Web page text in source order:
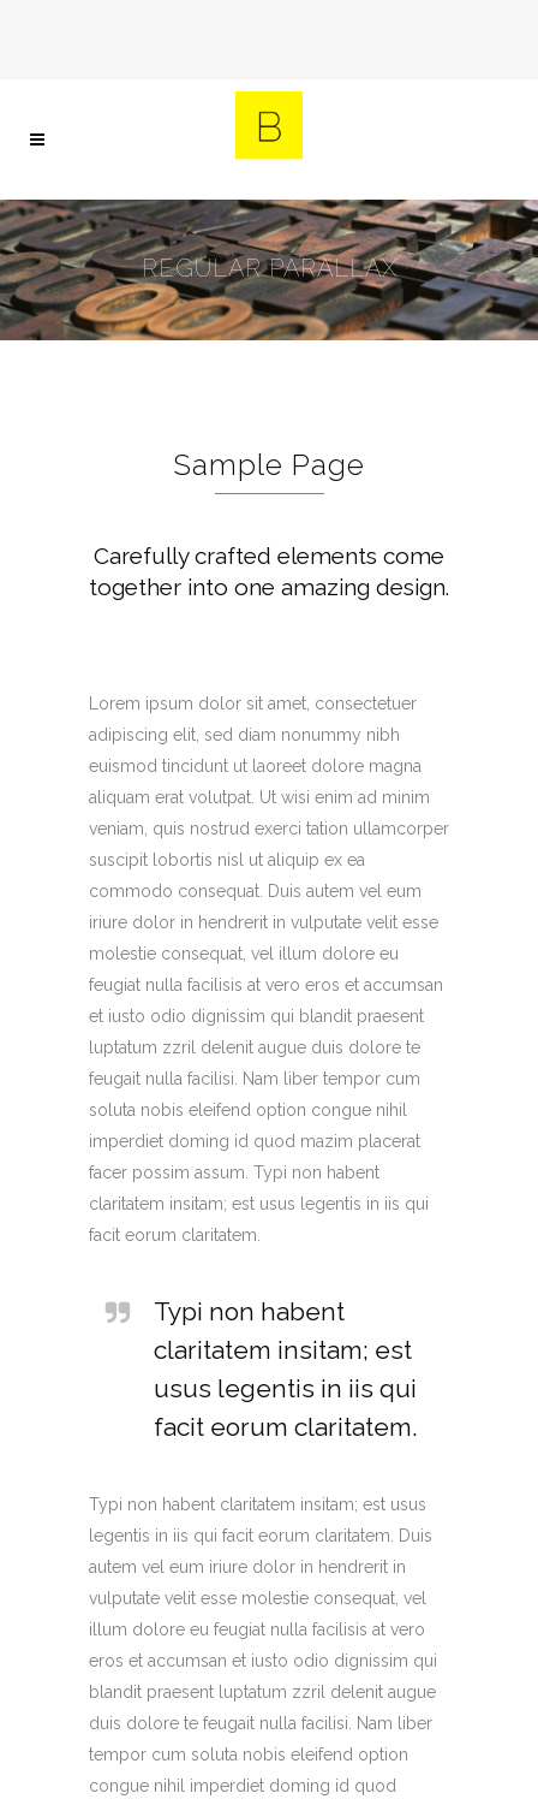
REGULAR PARALLAX
Sample Page
Carefully crafted elements come
together into one amazing design.
Lorem ipsum dolor sit amet, consectetuer
adipiscing elit, sed diam nonummy nibh
euismod tincidunt ut laoreet dolore magna
aliquam erat volutpat. Ut wisi enim ad minim
veniam, quis nostrud exerci tation ullamcorper
suscipit lobortis nisl ut aliquip ex ea
commodo consequat. Duis autem vel eum
iriure dolor in hendrerit in vulputate velit esse
molestie consequat, vel illum dolore eu
feugiat nulla facilisis at vero eros et accumsan
et iusto odio dignissim qui blandit praesent
luptatum zzril delenit augue duis dolore te
feugait nulla facilisi. Nam liber tempor cum
soluta nobis eleifend option congue nihil
imperdiet doming id quod mazim placerat
facer possim assum. Typi non habent
claritatem insitam; est usus legentis in iis qui
facit eorum claritatem.
Typi non habent
claritatem insitam; est
usus legentis in iis qui
facit eorum claritatem.
Typi non habent claritatem insitam; est usus
legentis in iis qui facit eorum claritatem. Duis
autem vel eum iriure dolor in hendrerit in
vulputate velit esse molestie consequat, vel
illum dolore eu feugiat nulla facilisis at vero
eros et accumsan et iusto odio dignissim qui
blandit praesent luptatum zzril delenit augue
duis dolore te feugait nulla facilisi. Nam liber
tempor cum soluta nobis eleifend option
congue nihil imperdiet doming id quod